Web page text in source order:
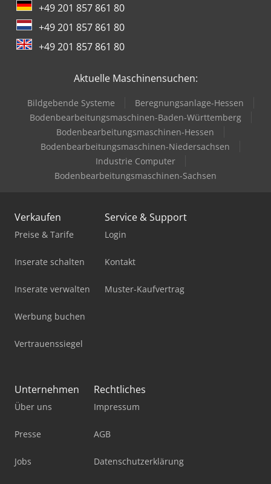
+49 201 857 861 80
+49 201 857 861 80
+49 201 857 861 80
Aktuelle Maschinensuchen:
Bildgebende Systeme
Beregnungsanlage-Hessen
Bodenbearbeitungsmaschinen-Baden-Württemberg
Bodenbearbeitungsmaschinen-Hessen
Bodenbearbeitungsmaschinen-Niedersachsen
Industrie Computer
Bodenbearbeitungsmaschinen-Sachsen
Verkaufen
Preise & Tarife
Inserate schalten
Inserate verwalten
Werbung buchen
Vertrauenssiegel
Service & Support
Login
Kontakt
Muster-Kaufvertrag
Unternehmen
Über uns
Presse
Jobs
Rechtliches
Impressum
AGB
Datenschutzerklärung